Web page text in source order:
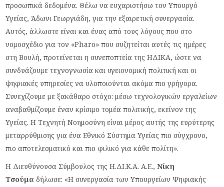
προσωπικά δεδομένα. Θέλω να ευχαριστήσω τον Υπουργό
Υγείας, Άδωνι Γεωργιάδη, για την εξαιρετική συνεργασία.
Αυτός, άλλωστε είναι και ένας από τους λόγους που στο
νομοσχέδιο για τον «Pharo» που συζητείται αυτές τις ημέρες
στη Βουλή, προτείνεται η συνεποπτεία της ΗΔΙΚΑ, ώστε να
συνδυάζουμε τεχνογνωσία και υγειονομική πολιτική και οι
ψηφιακές υπηρεσίες να υλοποιούνται ακόμα πιο γρήγορα.
Συνεχίζουμε με ξακάθαρο στόχο: μέσω τεχνολογικών εργαλείων
αναβαθμίζουμε έναν κρίσιμο τομέα πολιτικής, εκείνον της
Υγείας. Η Τεχνητή Νοημοσύνη είναι μέρος αυτής της ευρύτερης
μεταρρύθμισης για ένα Εθνικό Σύστημα Υγείας πιο σύγχρονο,
πιο αποτελεσματικό και πιο φιλικό για κάθε πολίτη».
Η Διευθύνουσα Σύμβουλος της Η.ΔΙ.Κ.Α. Α.Ε.,Νίκη
Τσούμα δήλωσε: «Η συνεργασία των Υπουργείων Ψηφιακής